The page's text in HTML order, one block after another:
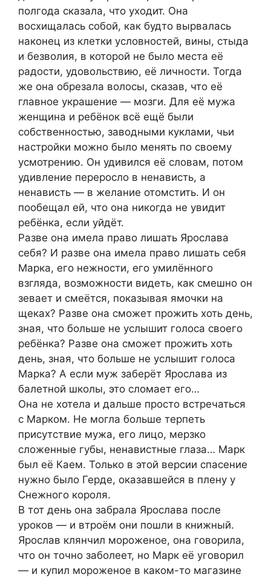
полгода сказала, что уходит. Она
восхищалась собой, как будто вырвалась
наконец из клетки условностей, вины, стыда
и безволия, в которой не было места её
радости, удовольствию, её личности. Тогда
же она обрезала волосы, сказав, что её
главное украшение — мозги. Для её мужа
женщина и ребёнок всё ещё были
собственностью, заводными куклами, чьи
настройки можно было менять по своему
усмотрению. Он удивился её словам, потом
удивление переросло в ненависть, а
ненависть — в желание отомстить. И он
пообещал ей, что она никогда не увидит
ребёнка, если уйдёт.
Разве она имела право лишать Ярослава
себя? И разве она имела право лишать себя
Марка, его нежности, его умилённого
взгляда, возможности видеть, как смешно он
зевает и смеётся, показывая ямочки на
щеках? Разве она сможет прожить хоть день,
зная, что больше не услышит голоса своего
ребёнка? Разве она сможет прожить хоть
день, зная, что больше не услышит голоса
Марка? А если муж заберёт Ярослава из
балетной школы, это сломает его…
Она не хотела и дальше просто встречаться
с Марком. Не могла больше терпеть
присутствие мужа, его лицо, мерзко
сложенные губы, ненавистные глаза… Марк
был её Каем. Только в этой версии спасение
нужно было Герде, оказавшейся в плену у
Снежного короля.
В тот день она забрала Ярослава после
уроков — и втроём они пошли в книжный.
Ярослав клянчил мороженое, она говорила,
что он точно заболеет, но Марк её уговорил
— и купил мороженое в каком-то магазине